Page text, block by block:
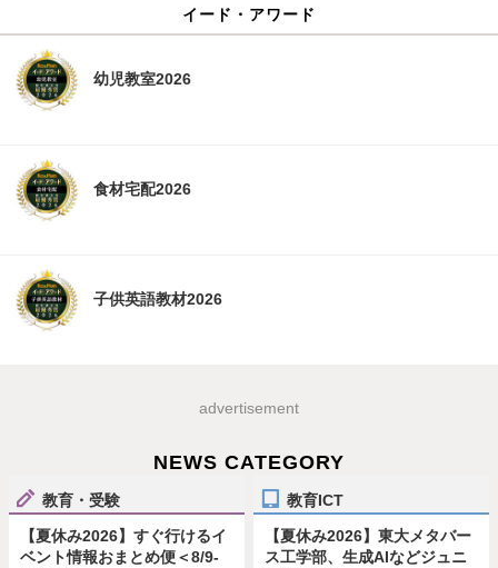
イード・アワード
幼児教室2026
食材宅配2026
子供英語教材2026
advertisement
NEWS CATEGORY
教育・受験
【夏休み2026】すぐ行けるイ
ベント情報おまとめ便＜8/9-
教育ICT
【夏休み2026】東大メタバー
ス工学部、生成AIなどジュニ